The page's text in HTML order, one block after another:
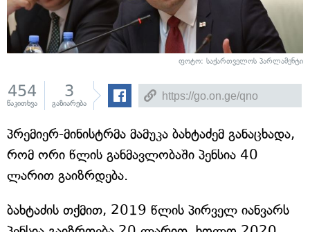
ფოტო: საქართველოს პარლამენტი
454
წაკითხვა
3
გაზიარება
პრემიერ-მინისტრმა მამუკა ბახტაძემ განაცხადა,
რომ ორი წლის განმავლობაში პენსია 40
ლარით გაიზრდება.
ბახტაძის თქმით, 2019 წლის პირველ იანვარს